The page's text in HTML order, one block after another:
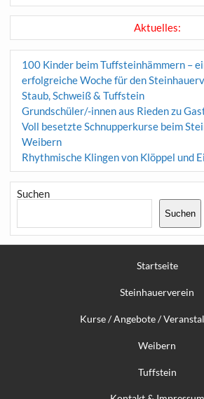
Aktuelles:
100 Kinder beim Tuffsteinhämmern –
erfolgreiche Woche für den
Staub, Schweiß & Tuffstein
Grundschüler/-innen aus Rieden zu
Voll besetzte Schnupperkurse beim
Weibern
Rhythmische Klingen von Klöppel und
Suchen
Suchen
Startseite
Steinhauerverein
Kurse / Angebote /
Weibern
Tuffstein